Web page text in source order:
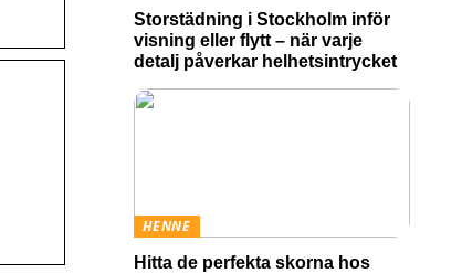
Storstädning i Stockholm inför
visning eller flytt – när varje
detalj påverkar helhetsintrycket
HENNE
Hitta de perfekta skorna hos